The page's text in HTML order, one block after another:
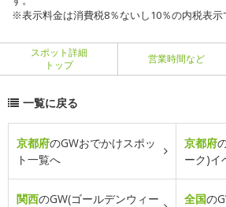
※表示料金は消費税8％ないし10％の内税表示
スポット詳細
トップ
営業時間など
一覧に戻る
京都府のGWおでかけスポッ
ト一覧へ
京都府
ーク)イ
関西のGW(ゴールデンウィー
全国の